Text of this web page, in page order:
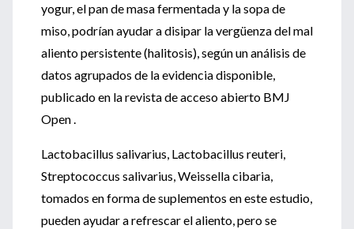
yogur, el pan de masa fermentada y la sopa de
miso, podrían ayudar a disipar la vergüenza del mal
aliento persistente (halitosis), según un análisis de
datos agrupados de la evidencia disponible,
publicado en la revista de acceso abierto BMJ
Open .
Lactobacillus salivarius, Lactobacillus reuteri,
Streptococcus salivarius, Weissella cibaria,
tomados en forma de suplementos en este estudio,
pueden ayudar a refrescar el aliento, pero se